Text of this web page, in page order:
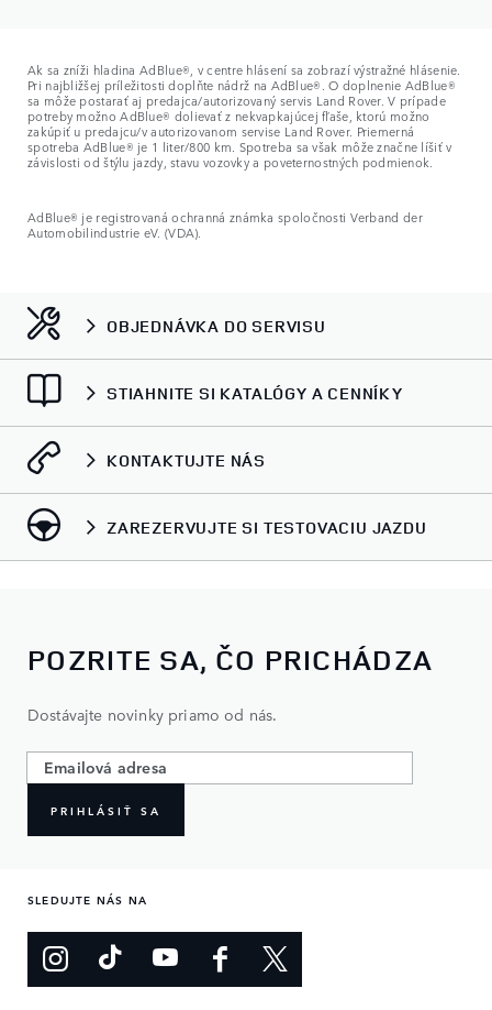
Ak sa zníži hladina AdBlue®, v centre hlásení sa zobrazí výstražné hlásenie.
Pri najbližšej príležitosti doplňte nádrž na AdBlue®. O doplnenie AdBlue®
sa môže postarať aj predajca/autorizovaný servis Land Rover. V prípade
potreby možno AdBlue® dolievať z nekvapkajúcej fľaše, ktorú možno
zakúpiť u predajcu/v autorizovanom servise Land Rover. Priemerná
spotreba AdBlue® je 1 liter/800 km. Spotreba sa však môže značne líšiť v
závislosti od štýlu jazdy, stavu vozovky a poveternostných podmienok.
AdBlue® je registrovaná ochranná známka spoločnosti Verband der
Automobilindustrie eV. (VDA).
OBJEDNÁVKA DO SERVISU
STIAHNITE SI KATALÓGY A CENNÍKY
KONTAKTUJTE NÁS
ZAREZERVUJTE SI TESTOVACIU JAZDU
POZRITE SA, ČO PRICHÁDZA
Dostávajte novinky priamo od nás.
PRIHLÁSIŤ SA
SLEDUJTE NÁS NA